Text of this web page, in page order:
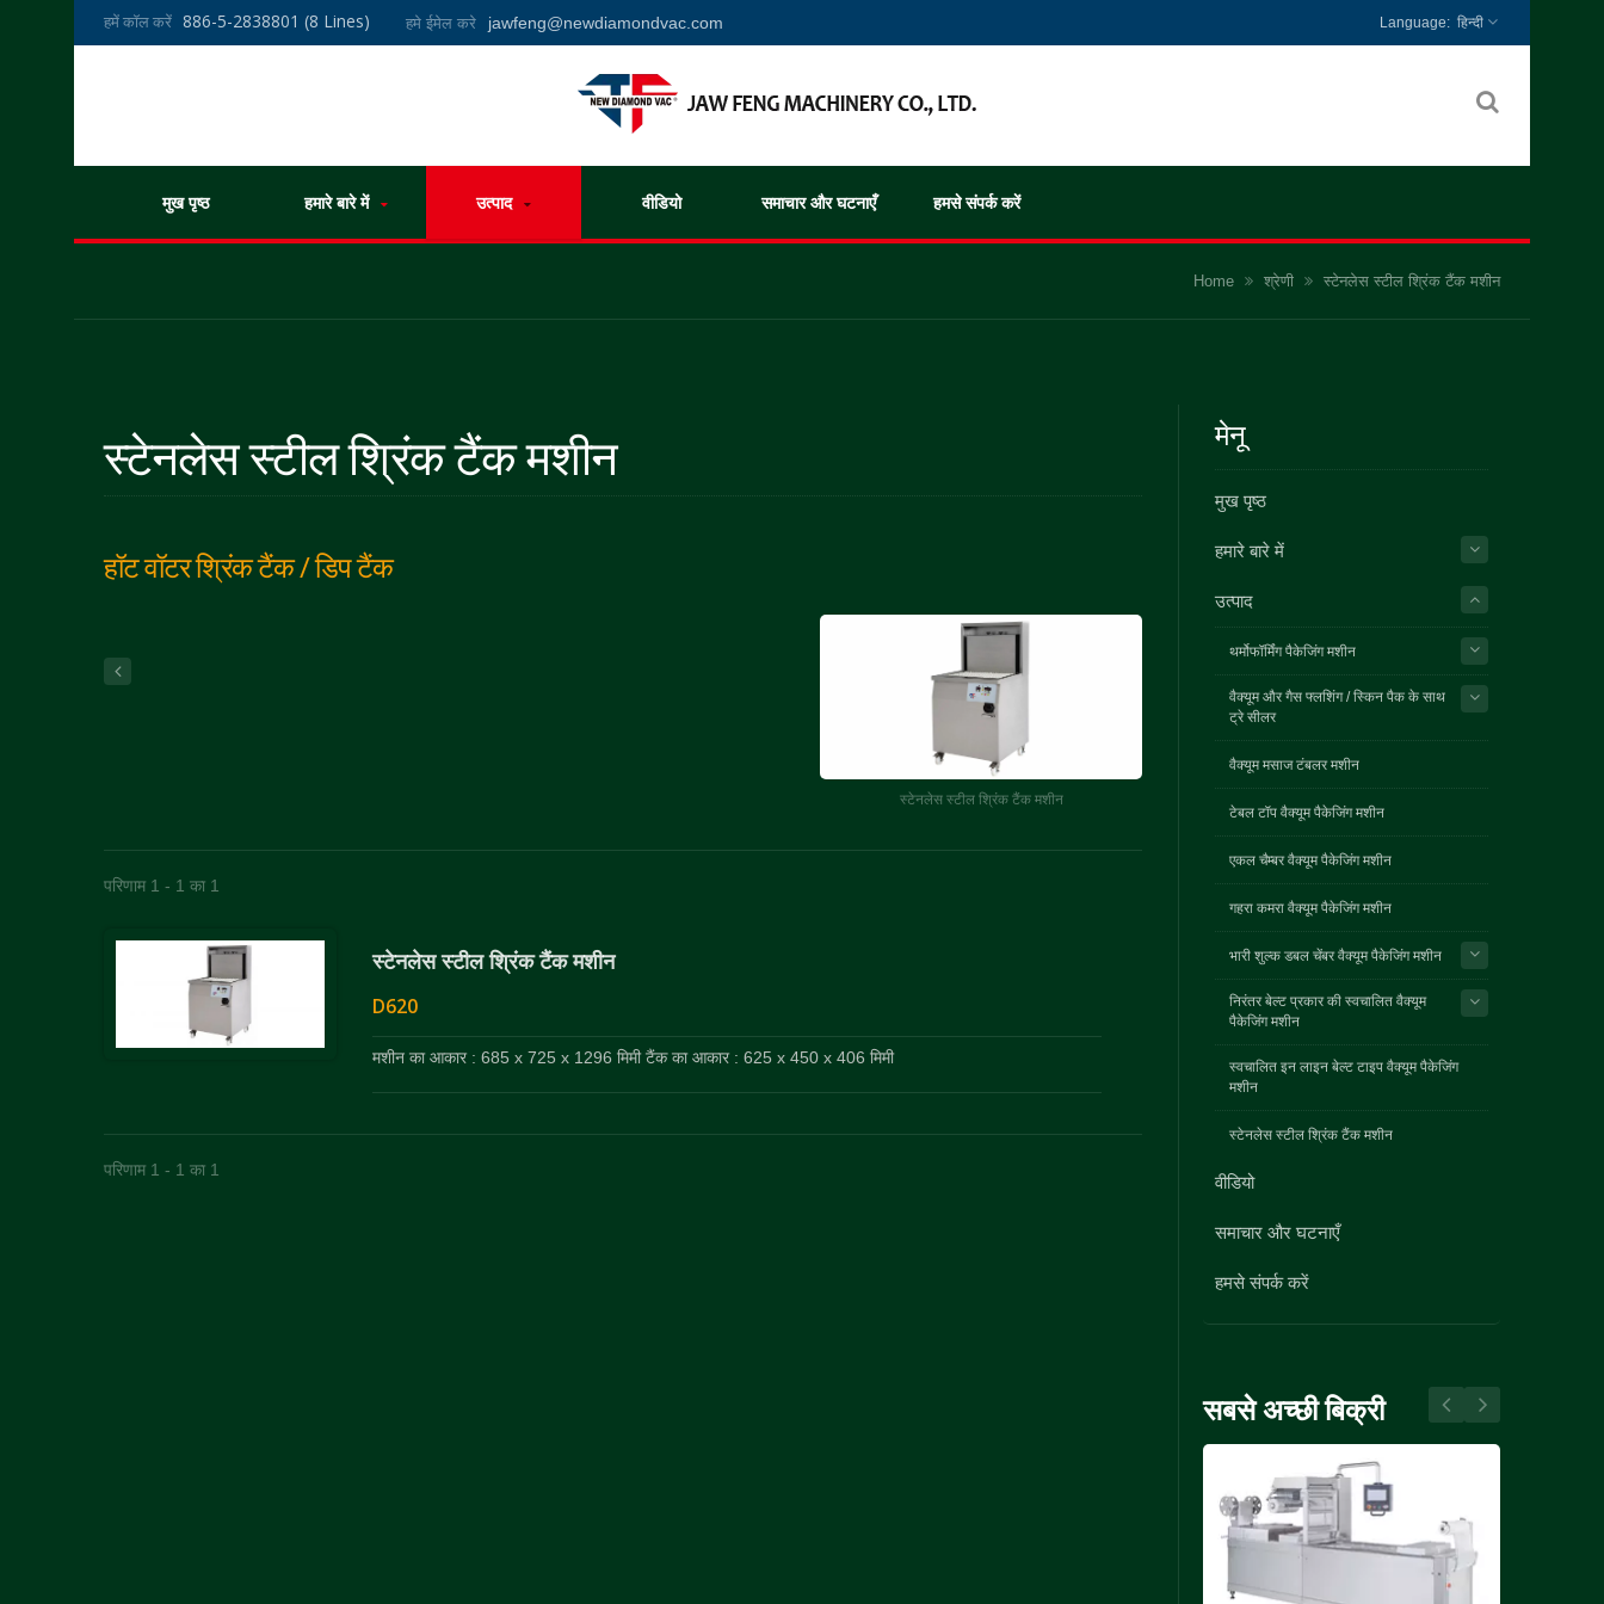
हमें कॉल करें 886-5-2838801 (8 Lines) हमे ईमेल करे jawfeng@newdiamondvac.com हिन्दी
मुख पृष्ठ हमारे बारे में उत्पाद वीडियो समाचार और घटनाएँ हमसे संपर्क करें
Home श्रेणी स्टेनलेस स्टील श्रिंक टैंक मशीन
स्टेनलेस स्टील श्रिंक टैंक मशीन
हॉट वॉटर श्रिंक टैंक / डिप टैंक
स्टेनलेस स्टील श्रिंक टैंक मशीन
परिणाम 1 - 1 का 1
स्टेनलेस स्टील श्रिंक टैंक मशीन
D620
मशीन का आकार : 685 x 725 x 1296 मिमी टैंक का आकार : 625 x 450 x 406 मिमी
परिणाम 1 - 1 का 1
मेनू
मुख पृष्ठ
हमारे बारे में
उत्पाद
थर्मोफॉर्मिंग पैकेजिंग मशीन
वैक्यूम और गैस फ्लशिंग / स्किन पैक के साथ
ट्रे सीलर
वैक्यूम मसाज टंबलर मशीन
टेबल टॉप वैक्यूम पैकेजिंग मशीन
एकल चैम्बर वैक्यूम पैकेजिंग मशीन
गहरा कमरा वैक्यूम पैकेजिंग मशीन
भारी शुल्क डबल चेंबर वैक्यूम पैकेजिंग मशीन
निरंतर बेल्ट प्रकार की स्वचालित वैक्यूम
पैकेजिंग मशीन
स्वचालित इन लाइन बेल्ट टाइप वैक्यूम पैकेजिंग
मशीन
स्टेनलेस स्टील श्रिंक टैंक मशीन
वीडियो
समाचार और घटनाएँ
हमसे संपर्क करें
सबसे अच्छी बिक्री